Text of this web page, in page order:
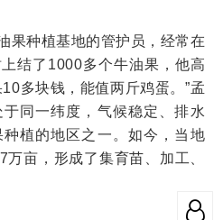
果种植基地的管护员，经常在
结了1000多个牛油果，他高
多块钱，能值两斤鸡蛋。”孟
同一纬度，气候稳定、排水
植的地区之一。如今，当地
亩，形成了集育苗、加工、